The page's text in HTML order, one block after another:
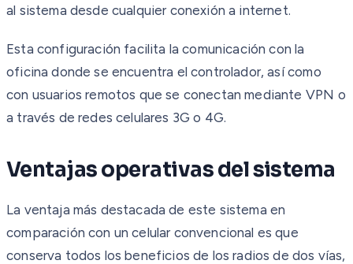
al sistema desde cualquier conexión a internet.
Esta configuración facilita la comunicación con la
oficina donde se encuentra el controlador, así como
con usuarios remotos que se conectan mediante VPN o
a través de redes celulares 3G o 4G.
Ventajas operativas del sistema
La ventaja más destacada de este sistema en
comparación con un celular convencional es que
conserva todos los beneficios de los radios de dos vías,